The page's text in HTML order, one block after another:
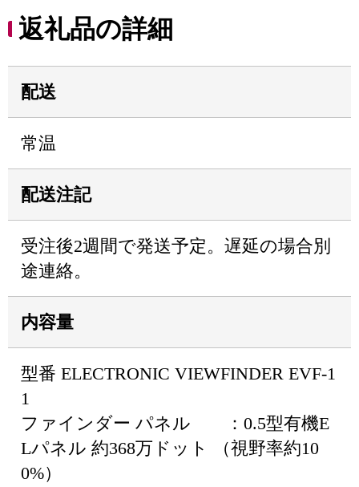
返礼品の詳細
配送
常温
配送注記
受注後2週間で発送予定。遅延の場合別
途連絡。
内容量
型番 ELECTRONIC VIEWFINDER EVF-1
1
ファインダー パネル ：0.5型有機E
Lパネル 約368万ドット （視野率約10
0%）